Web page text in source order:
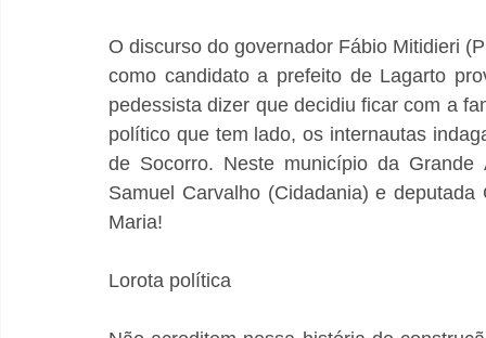
O discurso do governador Fábio Mitidieri
como candidato a prefeito de Lagarto
pedessista dizer que decidiu ficar com a
político que tem lado, os internautas
de Socorro. Neste município da Grande
Samuel Carvalho (Cidadania) e
Maria!
Lorota política